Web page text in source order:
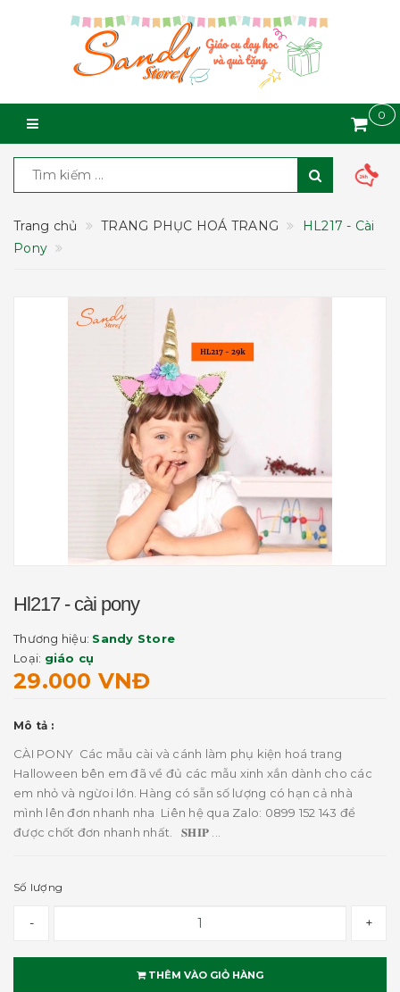
0
Trang chủ TRANG PHỤC HOÁ TRANG
HL217 - Cài
Pony
Hl217 - cài pony
Thương hiệu: Sandy Store
Loại: giáo cụ
29.000 VNĐ
Mô tả :
CÀI PONY Các mẫu cài và cánh làm phụ kiện hoá trang
Halloween bên em đã về đủ các mẫu xinh xắn dành cho các
em nhỏ và ngừoi lớn. Hàng có sẵn số lượng có hạn cả nhà
mình lên đơn nhanh nha Liên hệ qua Zalo: 0899 152 143 để
được chốt đơn nhanh nhất. 𝐒𝐇𝐈𝐏 ...
Số lượng
- +
THÊM VÀO GIỎ HÀNG